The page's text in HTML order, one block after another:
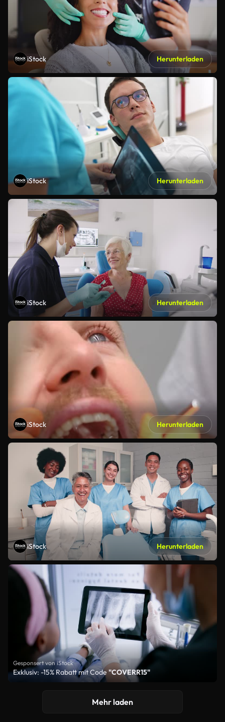
iStock Herunterladen
iStock Herunterladen
iStock Herunterladen
iStock Herunterladen
iStock Herunterladen
Gesponsert von iStock
Exklusiv: -15% Rabatt mit Code"COVERR15"
Mehr laden